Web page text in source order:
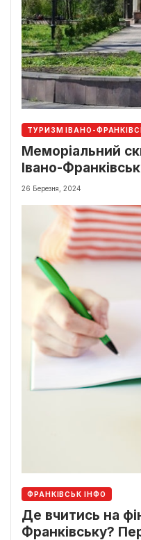
ТУРИЗМ ІВАНО-
Меморіальний
Івано-
26 Березня, 2024
ФРАНКІВСЬК ІНФО
Де вчитись на
Франківську?